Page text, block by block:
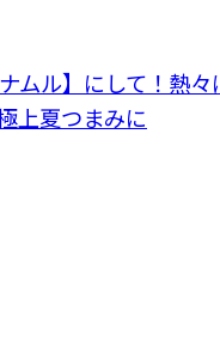
ムル】にして！熱々
上夏つまみに